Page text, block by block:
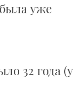
была уже
32 года (у